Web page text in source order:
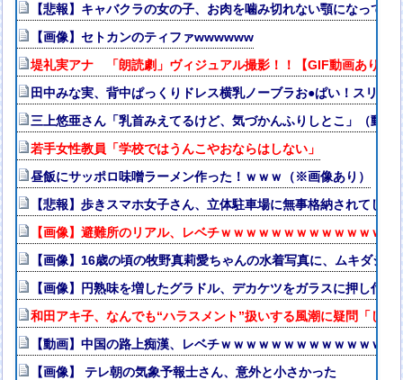
【悲報】キャバクラの女の子、お肉を噛み切れない顎になってし
【画像】セトカンのティファwwwwww
堤礼実アナ 「朗読劇」ヴィジュアル撮影！！【GIF動画あり】
田中みな実、背中ぱっくりドレス横乳ノーブラお●ぱい！スリッ
三上悠亜さん「乳首みえてるけど、気づかんふりしとこ」（動画
若手女性教員「学校ではうんこやおならはしない」
昼飯にサッポロ味噌ラーメン作った！ｗｗｗ（※画像あり）
【悲報】歩きスマホ女子さん、立体駐車場に無事格納されてしま
【画像】避難所のリアル、レベチｗｗｗｗｗｗｗｗｗｗｗｗｗ
【画像】16歳の頃の牧野真莉愛ちゃんの水着写真に、ムキダシ
【画像】円熟味を増したグラドル、デカケツをガラスに押し付
和田アキ子、なんでも“ハラスメント”扱いする風潮に疑問「しゃ
【動画】中国の路上痴漢、レベチｗｗｗｗｗｗｗｗｗｗｗｗｗｗ
【画像】 テレ朝の気象予報士さん、意外と小さかった